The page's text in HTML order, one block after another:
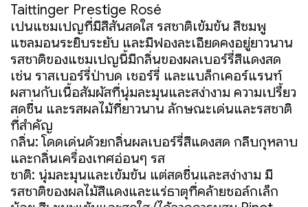
Taittinger Prestige Rosé
เป็นแชมเปญที่มีสีสันสดใส รสชาติเข้มข้น สีชมพู
แซลมอนระยิบระยับ และมีฟองละเอียดคงอยู่ยาวนาน
รสชาติของแชมเปญนี้มีกลิ่นของผลเบอร์รี่สีแดงสด
เช่น ราสเบอร์รี่ป่าบด เชอร์รี่ และแบล็กเคอร์แรนท์
ผสานกับเนื้อสัมผัสที่นุ่มละมุนและสง่างาม ความเปรี้ยว
สดชื่น และรสผลไม้ที่ยาวนาน ลักษณะเด่นและรสชาติ
ที่สำคัญ
กลิ่น: โดดเด่นด้วยกลิ่นผลเบอร์รี่สีแดงสด กลีบกุหลาบ
และกลิ่นเครื่องเทศอ่อนๆ รส
ชาติ: นุ่มละมุนและเข้มข้น แต่สดชื่นและสง่างาม มี
รสชาติของผลไม้สีแดงและแร่ธาตุที่คล้ายชอล์กเล็ก